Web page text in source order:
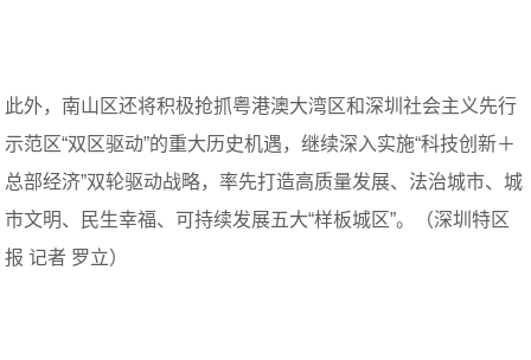
此外，南山区还将积极抢抓粤港澳大湾区和深圳社会主义先行
示范区“双区驱动”的重大历史机遇，继续深入实施“科技创新＋
总部经济”双轮驱动战略，率先打造高质量发展、法治城市、城
市文明、民生幸福、可持续发展五大“样板城区”。（深圳特区
报 记者 罗立）